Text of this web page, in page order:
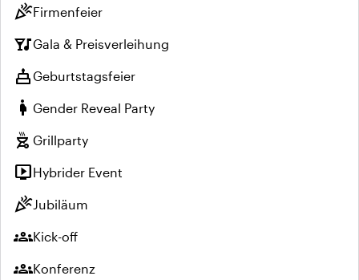
celebrationFirmenfeier
nightlifeGala & Preisverleihung
cakeGeburtstagsfeier
pregnant_woman Gender Reveal Party
outdoor_grill Grillparty
live_tvHybrider Event
celebrationJubiläum
groupsKick-off
groupsKonferenz